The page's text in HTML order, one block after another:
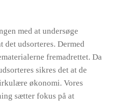
med at undersøge
udsorteres. Dermed
fremadrettet. Da
sikres det at de
økonomi. Vores
sætter fokus på at